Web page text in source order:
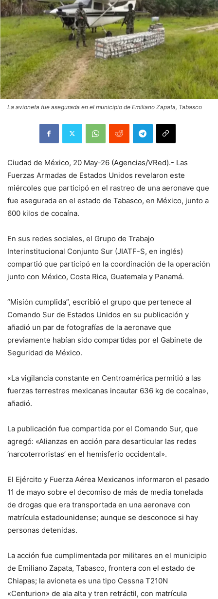
La avioneta fue asegurada en el municipio de Emiliano Zapata, Tabasco
Ciudad de México, 20 May-26 (Agencias/VRed).- Las
Fuerzas Armadas de Estados Unidos revelaron este
miércoles que participó en el rastreo de una aeronave que
fue asegurada en el estado de Tabasco, en México, junto a
600 kilos de cocaína.
En sus redes sociales, el Grupo de Trabajo
Interinstitucional Conjunto Sur (JIATF-S, en inglés)
compartió que participó en la coordinación de la operación
junto con México, Costa Rica, Guatemala y Panamá.
“Misión cumplida”, escribió el grupo que pertenece al
Comando Sur de Estados Unidos en su publicación y
añadió un par de fotografías de la aeronave que
previamente habían sido compartidas por el Gabinete de
Seguridad de México.
«La vigilancia constante en Centroamérica permitió a las
fuerzas terrestres mexicanas incautar 636 kg de cocaína»,
añadió.
La publicación fue compartida por el Comando Sur, que
agregó: «Alianzas en acción para desarticular las redes
‘narcoterroristas’ en el hemisferio occidental».
El Ejército y Fuerza Aérea Mexicanos informaron el pasado
11 de mayo sobre el decomiso de más de media tonelada
de drogas que era transportada en una aeronave con
matrícula estadounidense; aunque se desconoce si hay
personas detenidas.
La acción fue cumplimentada por militares en el municipio
de Emiliano Zapata, Tabasco, frontera con el estado de
Chiapas; la avioneta es una tipo Cessna T210N
«Centurion» de ala alta y tren retráctil, con matrícula